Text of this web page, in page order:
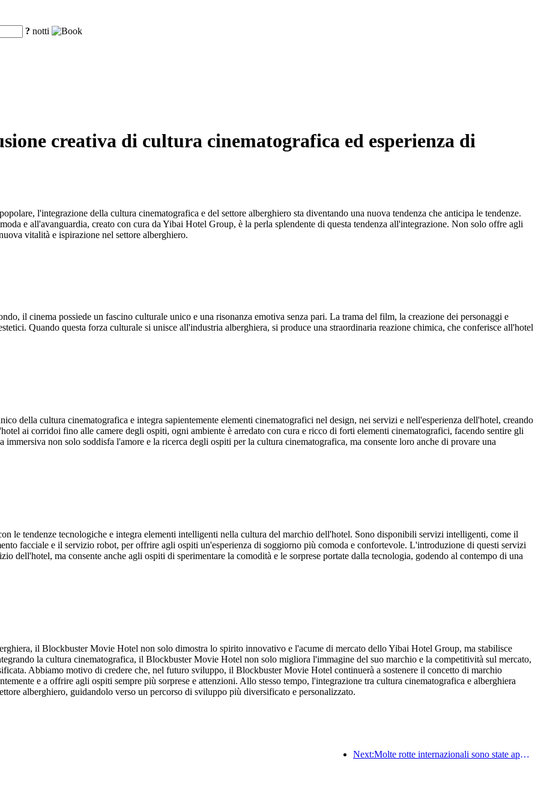
? notti
creativa di cultura cinematografica ed esperienza di
l'integrazione della cultura cinematografica e del settore alberghiero sta diventando una nuova tendenza che anticipa le tendenze.
e all'avanguardia, creato con cura da Yibai Hotel Group, è la perla splendente di questa tendenza all'integrazione. Non solo offre agli
vitalità e ispirazione nel settore alberghiero.
il cinema possiede un fascino culturale unico e una risonanza emotiva senza pari. La trama del film, la creazione dei personaggi e
Quando questa forza culturale si unisce all'industria alberghiera, si produce una straordinaria reazione chimica, che conferisce all'hotel
della cultura cinematografica e integra sapientemente elementi cinematografici nel design, nei servizi e nell'esperienza dell'hotel, creando
ai corridoi fino alle camere degli ospiti, ogni ambiente è arredato con cura e ricco di forti elementi cinematografici, facendo sentire gli
non solo soddisfa l'amore e la ricerca degli ospiti per la cultura cinematografica, ma consente loro anche di provare una
le tendenze tecnologiche e integra elementi intelligenti nella cultura del marchio dell'hotel. Sono disponibili servizi intelligenti, come il
facciale e il servizio robot, per offrire agli ospiti un'esperienza di soggiorno più comoda e confortevole. L'introduzione di questi servizi
dell'hotel, ma consente anche agli ospiti di sperimentare la comodità e le sorprese portate dalla tecnologia, godendo al contempo di una
il Blockbuster Movie Hotel non solo dimostra lo spirito innovativo e l'acume di mercato dello Yibai Hotel Group, ma stabilisce
la cultura cinematografica, il Blockbuster Movie Hotel non solo migliora l'immagine del suo marchio e la competitività sul mercato,
Abbiamo motivo di credere che, nel futuro sviluppo, il Blockbuster Movie Hotel continuerà a sostenere il concetto di marchio
e a offrire agli ospiti sempre più sorprese e attenzioni. Allo stesso tempo, l'integrazione tra cultura cinematografica e alberghiera
alberghiero, guidandolo verso un percorso di sviluppo più diversificato e personalizzato.
Next:Molte rotte internazionali sono state aperte e incrementate di recente